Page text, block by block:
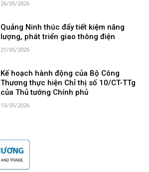
26/05/2026
Quảng Ninh thúc đẩy tiết kiệm năng
lượng, phát triển giao thông điện
21/05/2026
Kế hoạch hành động của Bộ Công
Thương thực hiện Chỉ thị số 10/CT-TTg
của Thủ tướng Chính phủ
15/05/2026